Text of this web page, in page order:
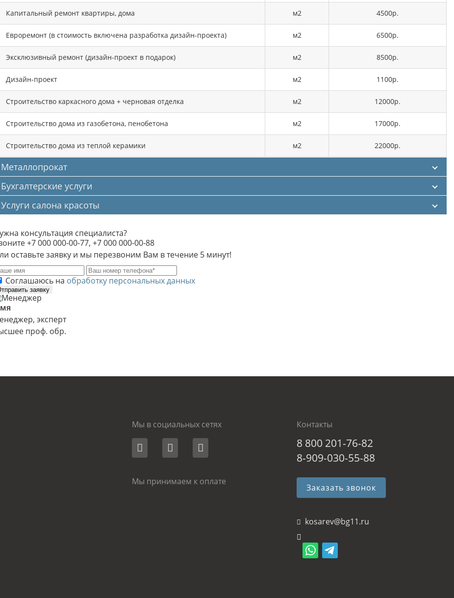
Капитальный ремонт квартиры, дома м2 4500р.
Евроремонт (в стоимость включена разработка дизайн-проекта) м2 6500р.
Эксклюзивный ремонт (дизайн-проект в подарок) м2 8500р.
Дизайн-проект м2 1100р.
Строительство каркасного дома + черновая отделка м2 12000р.
Строительство дома из газобетона, пенобетона м2 17000р.
Строительство дома из теплой керамики м2 22000р.
Металлопрокат
Бухгалтерские услуги
Услуги салона красоты
консультация специалиста?
+7 000 000-00-77, +7 000 000-00-88
оставьте заявку и мы перезвоним Вам в течение 5 минут!
Соглашаюсь на обработку персональных данных
заявку
эксперт
проф. обр.
Мы в социальных сетях
Мы принимаем к оплате
Контакты
8 800 201-76-82
8-909-030-55-88
Заказать звонок
kosarev@bg11.ru